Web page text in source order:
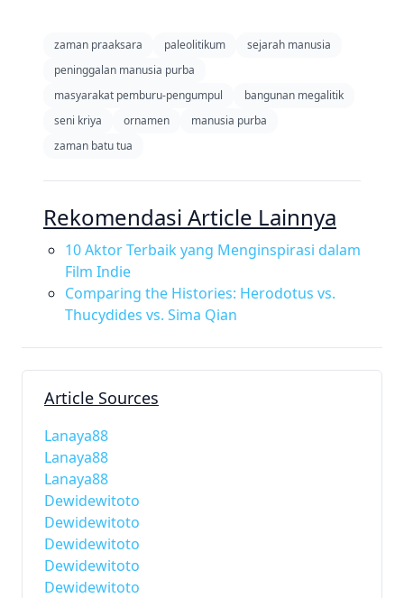
zaman praaksara paleolitikum
sejarah manusia
peninggalan manusia purba
masyarakat pemburu-pengumpul
bangunan megalitik
seni kriya
ornamen
manusia purba
zaman batu tua
Rekomendasi Article Lainnya
10 Aktor Terbaik yang Menginspirasi dalam
Film Indie
Comparing the Histories: Herodotus vs.
Thucydides vs. Sima Qian
Article Sources
Lanaya88
Lanaya88
Lanaya88
Dewidewitoto
Dewidewitoto
Dewidewitoto
Dewidewitoto
Dewidewitoto